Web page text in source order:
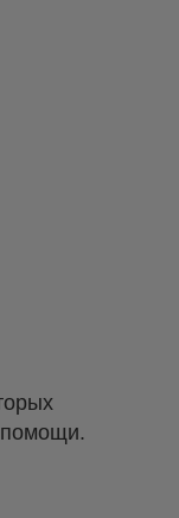
помощи.